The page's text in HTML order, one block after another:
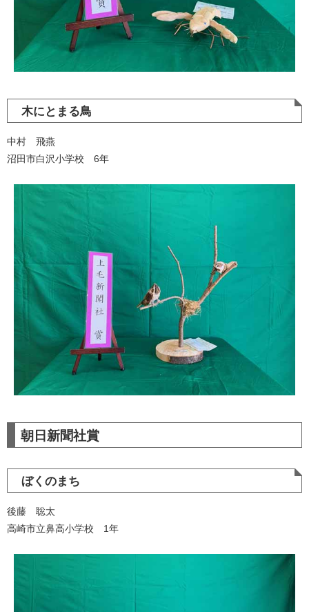
木にとまる鳥
中村 飛燕
沼田市白沢小学校 6年
朝日新聞社賞
ぼくのまち
後藤 聡太
高崎市立鼻高小学校 1年